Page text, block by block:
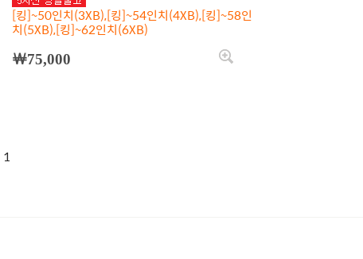
[킹]~50인치(3XB),[킹]~54인치(4XB),[킹]~58인
치(5XB),[킹]~62인치(6XB)
￦75,000
1